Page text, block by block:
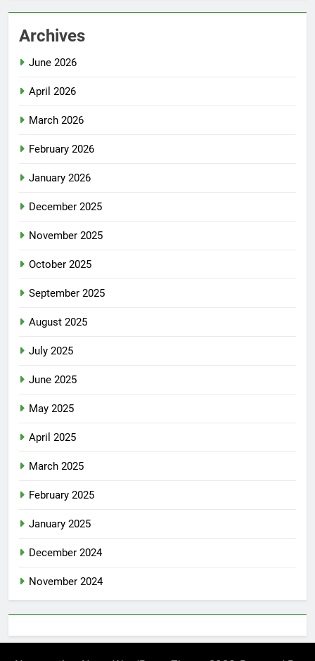
Archives
June 2026
April 2026
March 2026
February 2026
January 2026
December 2025
November 2025
October 2025
September 2025
August 2025
July 2025
June 2025
May 2025
April 2025
March 2025
February 2025
January 2025
December 2024
November 2024